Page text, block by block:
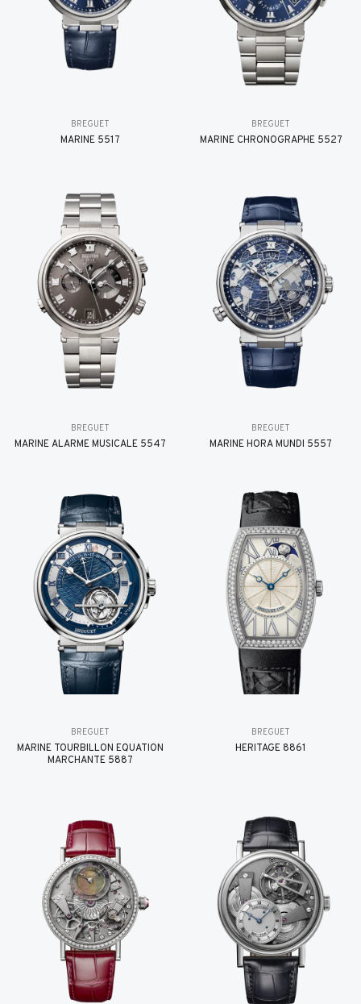
BREGUET
MARINE 5517
BREGUET
MARINE CHRONOGRAPHE 5527
BREGUET
MARINE ALARME MUSICALE 5547
BREGUET
MARINE HORA MUNDI 5557
BREGUET
MARINE TOURBILLON ÉQUATION
MARCHANTE 5887
BREGUET
HÉRITAGE 8861